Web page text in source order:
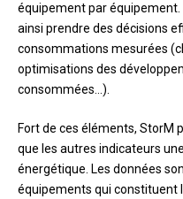
équipement par
ainsi prendre des décisions
consommations mesurées
optimisations des
consommées…).
Fort de ces éléments, StorM
que les autres indicateurs
énergétique. Les données
équipements qui constituent